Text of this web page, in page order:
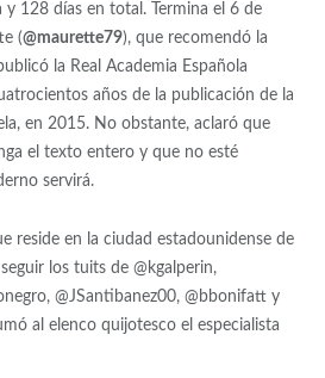
y 128 días en total. Termina el 6 de
(@maurette79), que recomendó la
la Real Academia Española
años de la publicación de la
en 2015. No obstante, aclaró que
el texto entero y que no esté
servirá.
reside en la ciudad estadounidense de
los tuits de @kgalperin,
@JSantibanez00, @bbonifatt y
al elenco quijotesco el especialista